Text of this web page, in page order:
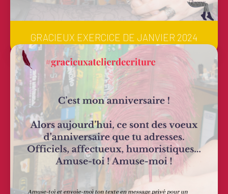
GRACIEUX EXERCICE DE JANVIER 2024